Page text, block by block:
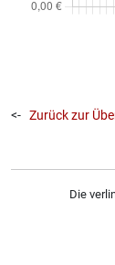
<- Zurück zur
Die